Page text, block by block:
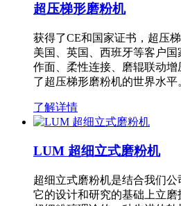
超压梯形磨粉机
获得了CE和国家证书，超压
美国、英国、西班牙等客户
作面、柔性连接、磨辊联动增
了超压梯形磨粉机的世界水
了解详情
LUM 超细立式磨粉机
超细立式磨粉机是结合我们公
它的设计和研究的基础上立